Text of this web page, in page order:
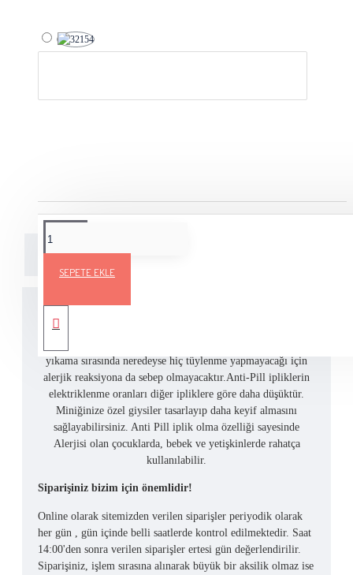
SEPETE EKLE
Açıklama Teslimat Bilgileri
Akrilik ipliğin renkleri ile öreceğiniz Kazak, Atkı, Bere,
yıkama sırasında neredeyse hiç tüylenme yapmayacağı için
alerjik reaksiyona da sebep olmayacaktır.Anti-Pill ipliklerin
elektriklenme oranları diğer ipliklere göre daha düşüktür.
Miniğinize özel giysiler tasarlayıp daha keyif almasını
sağlayabilirsiniz. Anti Pill iplik olma özelliği sayesinde
Alerjisi olan çocuklarda, bebek ve yetişkinlerde rahatça
kullanılabilir.
Siparişiniz bizim için önemlidir!
Online olarak sitemizden verilen siparişler periyodik olarak
her gün , gün içinde belli saatlerde kontrol edilmektedir. Saat
14:00'den sonra verilen siparişler ertesi gün değerlendirilir.
Siparişiniz, işlem sırasına alınarak büyük bir aksilik olmaz ise